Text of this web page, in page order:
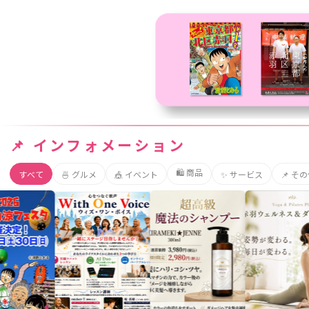
📌 インフォメーション
すべて 🍜 グルメ 🎪 イベント 🛍️ 商品 ✨ サービス 📌 そ